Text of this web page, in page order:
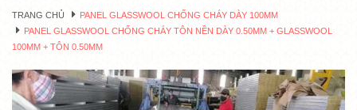
TRANG CHỦ
PANEL GLASSWOOL CHỐNG CHÁY DÀY 100MM
PANEL GLASSWOOL CHỐNG CHÁY TÔN NỀN DÀY 0.50MM + GLASSWOOL
100MM + TÔN 0.50MM